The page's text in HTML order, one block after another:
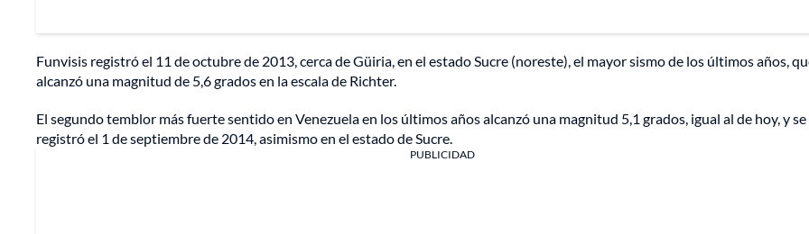
Funvisis registró el 11 de octubre de 2013, cerca de Güiria, en el estado Sucre (noreste), el mayor sismo de los últimos años,
alcanzó una magnitud de 5,6 grados en la escala de Richter.
El segundo temblor más fuerte sentido en Venezuela en los últimos años alcanzó una magnitud 5,1 grados, igual al de hoy, y se
registró el 1 de septiembre de 2014, asimismo en el estado de Sucre.
PUBLICIDAD